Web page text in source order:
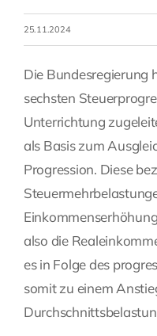
Fragen Sie Ihre Kanzlei
Kontakt
25.11.2024
Die Bundesregierung
sechsten
Unterrichtung
als Basis zum
Progression. Diese
also die
es in Folge des
somit zu einem